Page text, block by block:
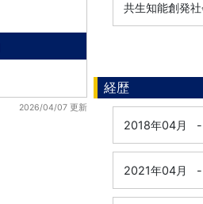
2026/04/07 更新
共生知能創発
経歴
2018年04月 -
2021年04月 -